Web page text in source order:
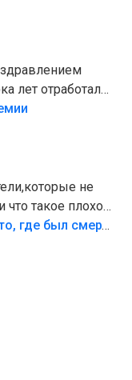
лет отработали
не
что такое плохо!
же
«Попал на пику»: СК показал место, где был смертельно травмирован ребенок в Тольятти